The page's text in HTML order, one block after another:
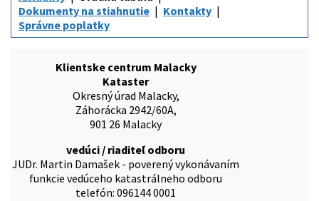
Dokumenty na stiahnutie
Kontakty
Správne poplatky
Klientske centrum Malacky
Kataster
Okresný úrad Malacky,
Záhorácka 2942/60A,
901 26 Malacky
vedúci / riaditeľ odboru
JUDr. Martin Damašek - poverený vykonávaním
funkcie vedúceho katastrálneho odboru
telefón: 096144 0001